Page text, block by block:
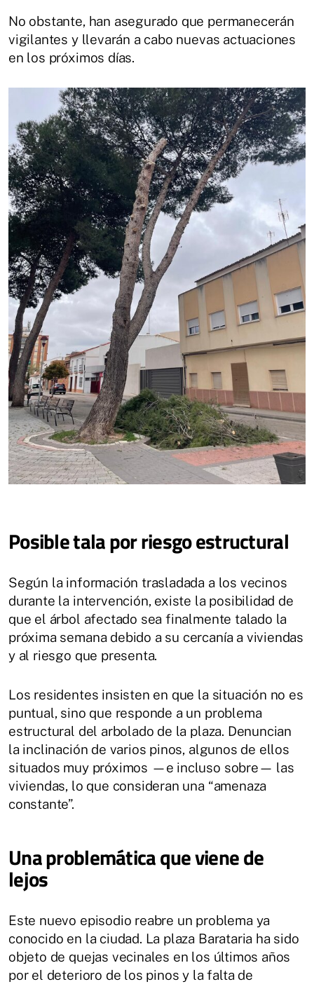
No obstante, han asegurado que permanecerán
vigilantes y llevarán a cabo nuevas actuaciones
en los próximos días.
Posible tala por riesgo estructural
Según la información trasladada a los vecinos
durante la intervención, existe la posibilidad de
que el árbol afectado sea finalmente talado la
próxima semana debido a su cercanía a viviendas
y al riesgo que presenta.
Los residentes insisten en que la situación no es
puntual, sino que responde a un problema
estructural del arbolado de la plaza. Denuncian
la inclinación de varios pinos, algunos de ellos
situados muy próximos —e incluso sobre— las
viviendas, lo que consideran una “amenaza
constante”.
Una problemática que viene de
lejos
Este nuevo episodio reabre un problema ya
conocido en la ciudad. La plaza Barataria ha sido
objeto de quejas vecinales en los últimos años
por el deterioro de los pinos y la falta de